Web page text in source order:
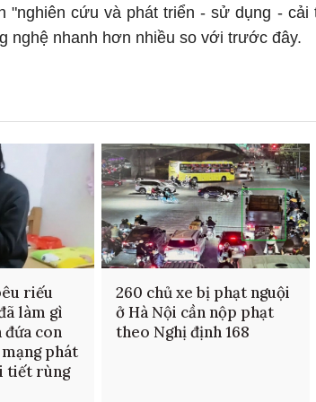
"nghiên cứu và phát triển - sử dụng - cải
nghệ nhanh hơn nhiều so với trước đây.
riếu
làm gì
đứa con
mạng phát
tiết rùng
260 chủ xe bị phạt nguội
ở Hà Nội cần nộp phạt
theo Nghị định 168